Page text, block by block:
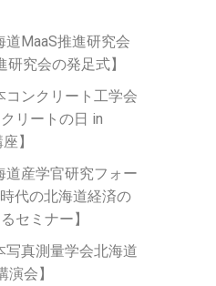
MaaS推進研究会
研究会の発足式】
ンクリート工学会
リートの日 in
】
産学官研究フォー
代の北海道経済の
セミナー】
写真測量学会北海道
会】